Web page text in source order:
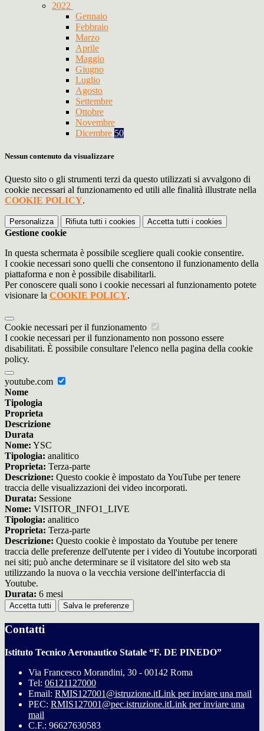
2022
Gennaio
Febbraio
Marzo
Aprile
Maggio
Giugno
Luglio
Agosto
Settembre
Ottobre
Novembre
Dicembre 50
Nessun contenuto da visualizzare
Questo sito o gli strumenti terzi da questo utilizzati si avvalgono di
cookie necessari al funzionamento ed utili alle finalità illustrate nella
COOKIE POLICY.
Personalizza Rifiuta tutti i cookies Accetta tutti i cookies
Gestione cookie
In questa schermata è possibile scegliere quali cookie consentire.
I cookie necessari sono quelli che consentono il funzionamento della
piattaforma e non è possibile disabilitarli.
Per conoscere quali sono i cookie necessari al funzionamento potete
visionare la COOKIE POLICY.
Cookie necessari per il funzionamento
I cookie necessari per il funzionamento non possono essere
disabilitati. È possibile consultare l'elenco nella pagina della cookie
policy.
youtube.com
Nome
Tipologia
Proprieta
Descrizione
Durata
Nome: YSC
Tipologia: analitico
Proprieta: Terza-parte
Descrizione: Questo cookie è impostato da YouTube per tenere
traccia delle visualizzazioni dei video incorporati.
Durata: Sessione
Nome: VISITOR_INFO1_LIVE
Tipologia: analitico
Proprieta: Terza-parte
Descrizione: Questo cookie è impostato da Youtube per tenere
traccia delle preferenze dell'utente per i video di Youtube incorporati
nei siti; può anche determinare se il visitatore del sito web sta
utilizzando la nuova o la vecchia versione dell'interfaccia di
Youtube.
Durata: 6 mesi
Accetta tutti Salva le preferenze
Contatti
Istituto Tecnico Aeronautico Statale “F. DE PINEDO”
Via Francesco Morandini, 30 - 00142 Roma
Tel: 06121127000
Email: RMIS127001@istruzione.itLink per inviare una mail
PEC: RMIS127001@pec.istruzione.itLink per inviare una
mail
C.F.: 96627630583